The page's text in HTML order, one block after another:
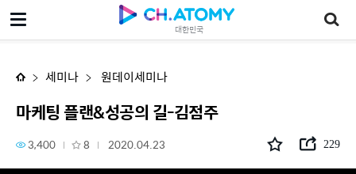
대한민국
마케팅 플랜&성공의 길-김점주
세미나 원데이세미나
마케팅 플랜&성공의 길-김점주
3,400 8 2020.04.23 229